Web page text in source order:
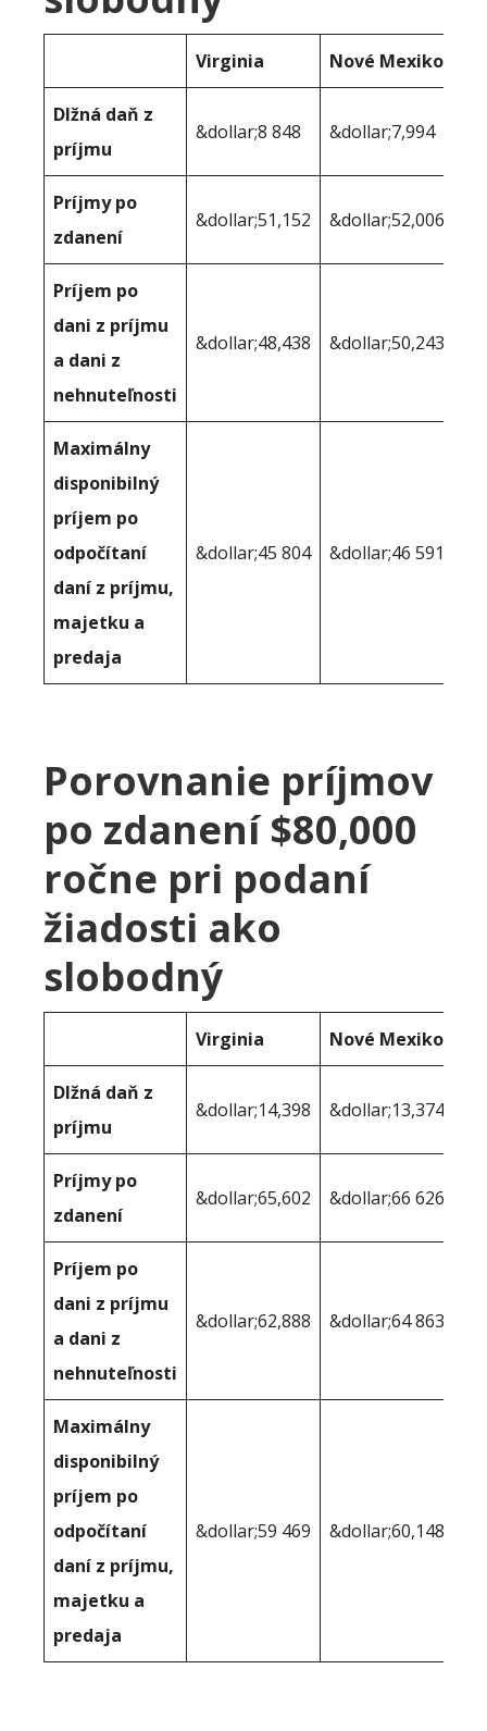
Virginia Nové Mexiko
Dlžná daň z
príjmu
&dollar;8 848 &dollar;7,994
Príjmy po
zdanení
&dollar;51,152 &dollar;52,006
Príjem po
dani z príjmu
a dani z
nehnuteľnosti
&dollar;48,438 &dollar;50,243
Maximálny
disponibilný
príjem po
odpočítaní
daní z príjmu,
majetku a
predaja
&dollar;45 804 &dollar;46 591
Porovnanie príjmov
po zdanení $80,000
ročne pri podaní
žiadosti ako
slobodný
Virginia Nové Mexiko
Dlžná daň z
príjmu
&dollar;14,398 &dollar;13,374
Príjmy po
zdanení
&dollar;65,602 &dollar;66 626
Príjem po
dani z príjmu
a dani z
nehnuteľnosti
&dollar;62,888 &dollar;64 863
Maximálny
disponibilný
príjem po
odpočítaní
daní z príjmu,
majetku a
predaja
&dollar;59 469 &dollar;60,148